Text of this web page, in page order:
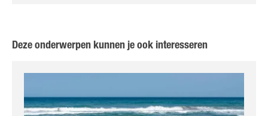
Deze onderwerpen kunnen je ook interesseren